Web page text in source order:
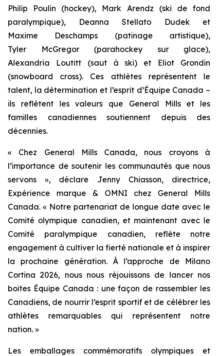
Philip Poulin (hockey), Mark Arendz (ski de fond
paralympique), Deanna Stellato Dudek et
Maxime Deschamps (patinage artistique),
Tyler McGregor (parahockey sur glace),
Alexandria Loutitt (saut à ski) et Eliot Grondin
(snowboard cross). Ces athlètes représentent le
talent, la détermination et l’esprit d’Équipe Canada –
ils reflètent les valeurs que General Mills et les
familles canadiennes soutiennent depuis des
décennies.
« Chez General Mills Canada, nous croyons à
l’importance de soutenir les communautés que nous
servons », déclare Jenny Chiasson, directrice,
Expérience marque & OMNI chez General Mills
Canada. « Notre partenariat de longue date avec le
Comité olympique canadien, et maintenant avec le
Comité paralympique canadien, reflète notre
engagement à cultiver la fierté nationale et à inspirer
la prochaine génération. À l’approche de Milano
Cortina 2026, nous nous réjouissons de lancer nos
boîtes Équipe Canada : une façon de rassembler les
Canadiens, de nourrir l’esprit sportif et de célébrer les
athlètes remarquables qui représentent notre
nation. »
Les emballages commémoratifs olympiques et